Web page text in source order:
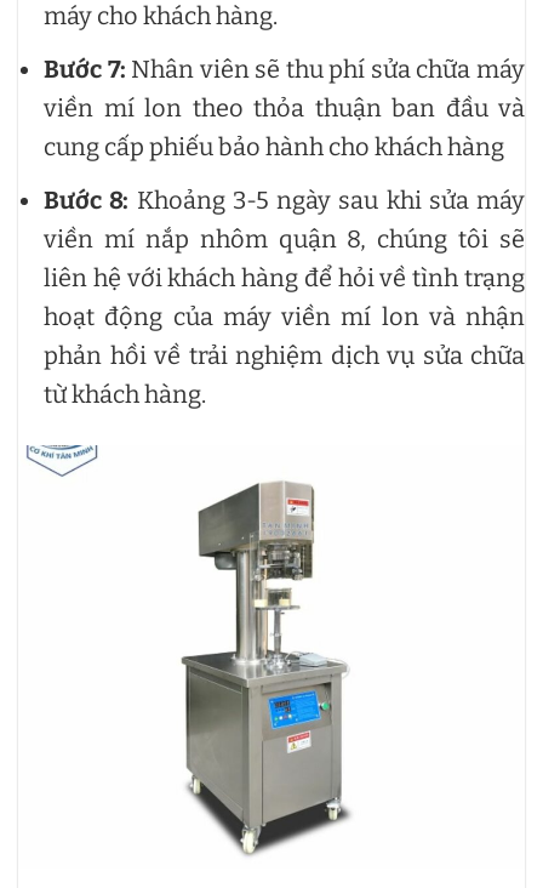
máy cho khách hàng.
Bước 7: Nhân viên sẽ thu phí sửa chữa máy
viền mí lon theo thỏa thuận ban đầu và
cung cấp phiếu bảo hành cho khách hàng
Bước 8: Khoảng 3-5 ngày sau khi sửa máy
viền mí nắp nhôm quận 8, chúng tôi sẽ
liên hệ với khách hàng để hỏi về tình trạng
hoạt động của máy viền mí lon và nhận
phản hồi về trải nghiệm dịch vụ sửa chữa
từ khách hàng.